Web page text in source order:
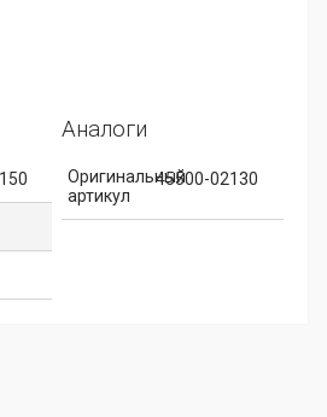
Аналоги
Оригинальный
артикул
45500-02130